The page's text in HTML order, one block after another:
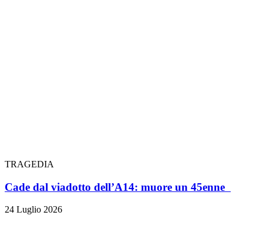
TRAGEDIA
Cade dal viadotto dell’A14: muore un 45enne
24 Luglio 2026